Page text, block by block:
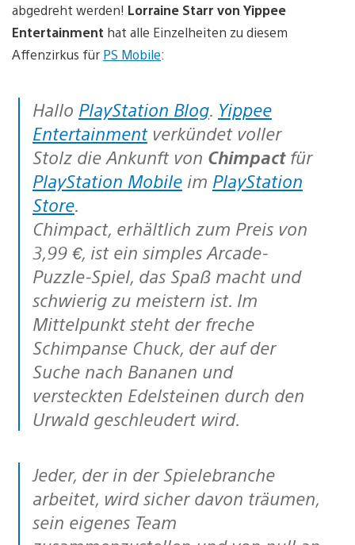
abgedreht werden! Lorraine Starr von Yippee
Entertainment hat alle Einzelheiten zu diesem
Affenzirkus für PS Mobile:
Hallo PlayStation Blog. Yippee
Entertainmentverkündet voller
Stolz die Ankunft von Chimpactfür
PlayStation Mobile im PlayStation
Store.
Chimpact, erhältlich zum Preis von
3,99 €, ist ein simples Arcade-
Puzzle-Spiel, das Spaß macht und
schwierig zu meistern ist. Im
Mittelpunkt steht der freche
Schimpanse Chuck, der auf der
Suche nach Bananen und
versteckten Edelsteinen durch den
Urwald geschleudert wird.
Jeder, der in der Spielebranche
arbeitet, wird sicher davon träumen,
sein eigenes Team